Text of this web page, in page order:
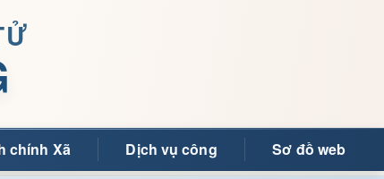
chính Xã Dịch vụ công Sơ đồ web